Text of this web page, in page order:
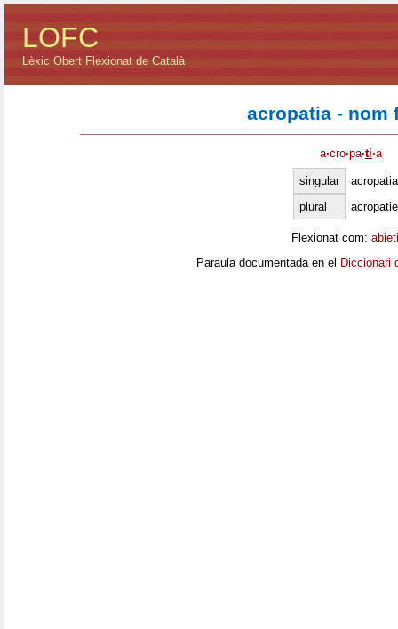
LOFC
Lèxic Obert Flexionat de Català
acropatia - nom
a·cro·pa·ti·a
singular
acropatia
plural
Flexionat com:
Paraula documentada en el Diccionari